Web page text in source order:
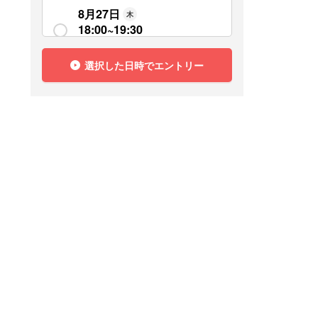
8月27日 木
18:00~19:30
オンライン開催 / Zoom開催
選択した日時でエントリー